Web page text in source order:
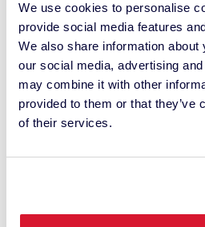
We use cookies to personalise
provide social media features
We also share information
our social media, advertising
may combine it with other
provided to them or that they’ve
of their services.
Ver e descarregar
hardware e